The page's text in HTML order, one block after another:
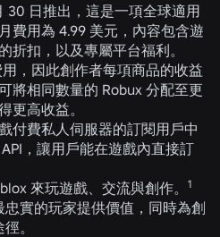
30 日推出，這是一項全球適用
費用為 4.99 美元，內容包含遊
折扣，以及專屬平台福利。
，因此創作者每項商品的收益
將相同數量的 Robux 分配至更
更高收益。
付費私人伺服器的訂閱用戶中
，讓用戶能在遊戲內直接訂
來玩遊戲、交流與創作。
1
實的玩家提供價值，同時為創
。